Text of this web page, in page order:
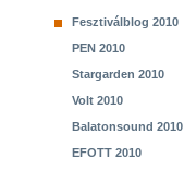
Fesztiválblog 2010
PEN 2010
Stargarden 2010
Volt 2010
Balatonsound 2010
EFOTT 2010